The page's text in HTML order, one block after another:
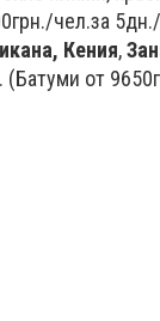
чел.за
Кения,
от